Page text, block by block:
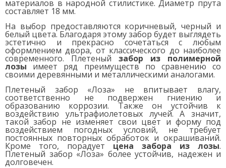
материалов в народной стилистике. Диаметр прута
составляет 18 мм.
На выбор предоставляются коричневый, черный и
белый цвета. Благодаря этому забор будет выглядеть
эстетично и прекрасно сочетаться с любым
оформлением двора, от классического до наиболее
современного. Плетеный забор из полимерной
лозы имеет ряд преимуществ по сравнению со
своими деревянными и металлическими аналогами.
Плетеный забор «Лоза» не впитывает влагу,
соответственно не подвержен гниению и
образованию коррозии. Также он устойчив к
воздействию ультрафиолетовых лучей. А значит,
такой забор не изменяет свои цвет и форму под
воздействием погодных условий, не требует
постоянных повторных обработок и окрашиваний.
Кроме того, порадует цена забора из лозы.
Плетеный забор «Лоза» более устойчив, надежен и
долговечен.